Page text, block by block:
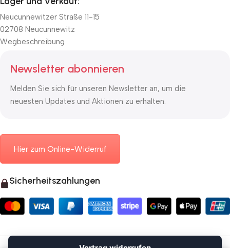
Neucunnewitzer Straße 11-15
02708 Neucunnewitz
Wegbeschreibung
Newsletter abonnieren
Melden Sie sich für unseren Newsletter an, um die
neuesten Updates und Aktionen zu erhalten.
Hier zum Online-Widerruf
Sicherheitszahlungen